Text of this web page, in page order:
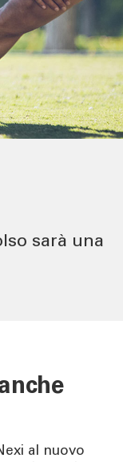
sarà una
al nuovo